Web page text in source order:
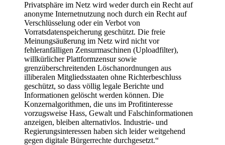
Privatsphäre im Netz wird weder durch ein Recht auf
anonyme Internetnutzung noch durch ein Recht auf
Verschlüsselung oder ein Verbot von
Vorratsdatenspeicherung geschützt. Die freie
Meinungsäußerung im Netz wird nicht vor
fehleranfälligen Zensurmaschinen (Uploadfilter),
willkürlicher Plattformzensur sowie
grenzüberschreitenden Löschanordnungen aus
illiberalen Mitgliedsstaaten ohne Richterbeschluss
geschützt, so dass völlig legale Berichte und
Informationen gelöscht werden können. Die
Konzernalgorithmen, die uns im Profitinteresse
vorzugsweise Hass, Gewalt und Falschinformationen
anzeigen, bleiben alternativlos. Industrie- und
Regierungsinteressen haben sich leider weitgehend
gegen digitale Bürgerrechte durchgesetzt.“